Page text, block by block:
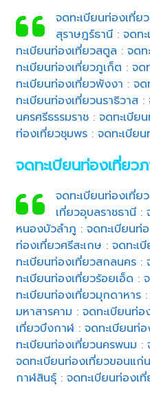
จดทะเบียนท่องเที่ย
สุราษฎร์ธานี: จดท
ทะเบียนท่องเที่ยวสตูล :จดท
ทะเบียนท่องเที่ยวภูเก็ต :จด
ทะเบียนท่องเที่ยวพังงา :จด
ทะเบียนท่องเที่ยวนราธิวาส :
นครศรีธรรมราช :จดทะเบีย
ท่องเที่ยวชุมพร :จดทะเบีย
จดทะเบียนท่องเที่ยว
จดทะเบียนท่องเที่ย
เที่ยวอุบลราชธานี:
หนองบัวลำภู :จดทะเบียนท่
ท่องเที่ยวศรีสะเกษ :จดทะเ
ทะเบียนท่องเที่ยวสกลนคร :
ทะเบียนท่องเที่ยวร้อยเอ็ด :
ทะเบียนท่องเที่ยวมุกดาหาร
มหาสารคาม :จดทะเบียนท่อ
เที่ยวบึงกาฬ :จดทะเบียนท่
ทะเบียนท่องเที่ยวนครพนม :
จดทะเบียนท่องเที่ยวขอนแก่น
กาฬสินธุ์ :จดทะเบียนท่องเ